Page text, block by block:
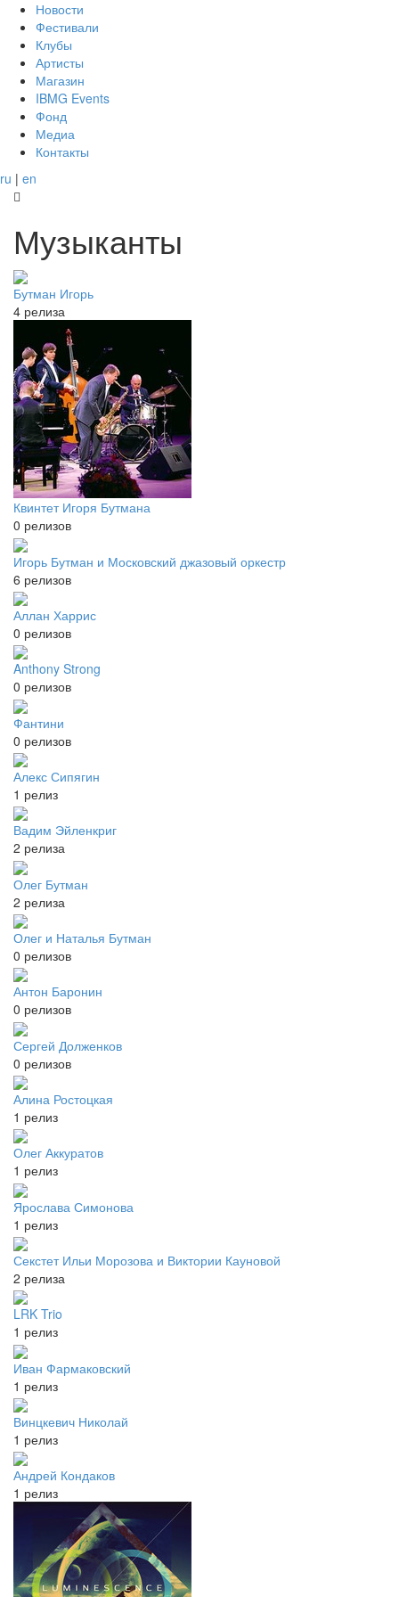
Новости
Фестивали
Клубы
Артисты
Магазин
IBMG Events
Фонд
Медиа
Контакты
ru | en
Музыканты
Бутман Игорь
4 релиза
Квинтет Игоря Бутмана
0 релизов
Игорь Бутман и Московский джазовый оркестр
6 релизов
Аллан Харрис
0 релизов
Anthony Strong
0 релизов
Фантини
0 релизов
Алекс Сипягин
1 релиз
Вадим Эйленкриг
2 релиза
Олег Бутман
2 релиза
Олег и Наталья Бутман
0 релизов
Антон Баронин
0 релизов
Сергей Долженков
0 релизов
Алина Ростоцкая
1 релиз
Олег Аккуратов
1 релиз
Ярослава Симонова
1 релиз
Секстет Ильи Морозова и Виктории Кауновой
2 релиза
LRK Trio
1 релиз
Иван Фармаковский
1 релиз
Винцкевич Николай
1 релиз
Андрей Кондаков
1 релиз